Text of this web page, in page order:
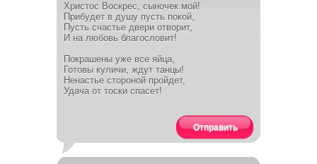
Христос Воскрес, сыночек мой!
Прибудет в душу пусть покой,
Пусть счастье двери отворит,
И на любовь благословит!
Покрашены уже все яйца,
Готовы куличи, ждут танцы!
Ненастье стороной пройдет,
Удача от тоски спасет!
Отправить